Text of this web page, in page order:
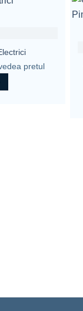
pretul